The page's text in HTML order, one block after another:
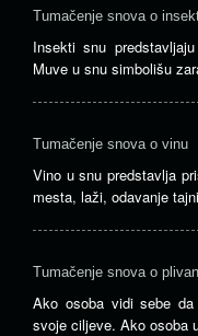
Tumačenje snova o
Insekti snu
Muve u snu simbolišu
Tumačenje snova o vinu
Vino u snu predstavlja
mesta, laži, odavanje
Tumačenje snova o
Ako osoba vidi sebe
svoje ciljeve. Ako osoba